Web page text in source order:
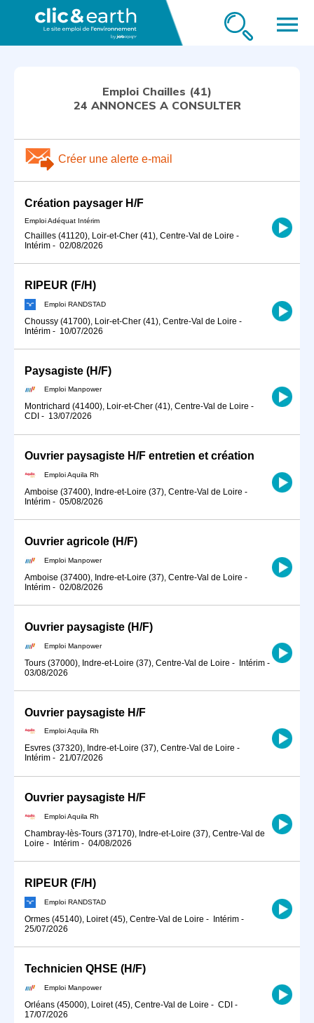
menu
Emploi Chailles (41)
24 ANNONCES A CONSULTER
Créer une alerte e-mail
Création paysager H/F
Emploi Adéquat Intérim
Chailles (41120), Loir-et-Cher (41), Centre-Val de Loire -
Intérim - 02/08/2026
RIPEUR (F/H)
Emploi RANDSTAD
Choussy (41700), Loir-et-Cher (41), Centre-Val de Loire -
Intérim - 10/07/2026
Paysagiste (H/F)
Emploi Manpower
Montrichard (41400), Loir-et-Cher (41), Centre-Val de Loire -
CDI - 13/07/2026
Ouvrier paysagiste H/F entretien et création
Emploi Aquila Rh
Amboise (37400), Indre-et-Loire (37), Centre-Val de Loire -
Intérim - 05/08/2026
Ouvrier agricole (H/F)
Emploi Manpower
Amboise (37400), Indre-et-Loire (37), Centre-Val de Loire -
Intérim - 02/08/2026
Ouvrier paysagiste (H/F)
Emploi Manpower
Tours (37000), Indre-et-Loire (37), Centre-Val de Loire - Intérim -
03/08/2026
Ouvrier paysagiste H/F
Emploi Aquila Rh
Esvres (37320), Indre-et-Loire (37), Centre-Val de Loire -
Intérim - 21/07/2026
Ouvrier paysagiste H/F
Emploi Aquila Rh
Chambray-lès-Tours (37170), Indre-et-Loire (37), Centre-Val de
Loire - Intérim - 04/08/2026
RIPEUR (F/H)
Emploi RANDSTAD
Ormes (45140), Loiret (45), Centre-Val de Loire - Intérim -
25/07/2026
Technicien QHSE (H/F)
Emploi Manpower
Orléans (45000), Loiret (45), Centre-Val de Loire - CDI -
17/07/2026